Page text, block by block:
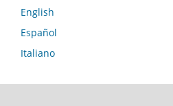
English
Español
Italiano